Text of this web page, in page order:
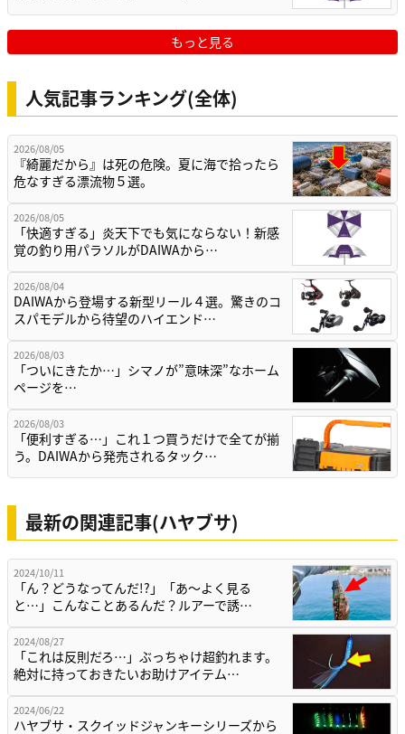
もっと見る
人気記事ランキング(全体)
2026/08/05
『綺麗だから』は死の危険。夏に海で拾ったら
危なすぎる漂流物５選。
2026/08/05
「快適すぎる」炎天下でも気にならない！新感
覚の釣り用パラソルがDAIWAから…
2026/08/04
DAIWAから登場する新型リール４選。驚きのコ
スパモデルから待望のハイエンド…
2026/08/03
「ついにきたか…」シマノが”意味深”なホーム
ページを…
2026/08/03
「便利すぎる…」これ１つ買うだけで全てが揃
う。DAIWAから発売されるタック…
最新の関連記事(ハヤブサ)
2024/10/11
「ん？どうなってんだ!?」「あ〜よく見る
と…」こんなことあるんだ？ルアーで誘…
2024/08/27
「これは反則だろ…」ぶっちゃけ超釣れます。
絶対に持っておきたいお助けアイテム…
2024/06/22
ハヤブサ・スクイッドジャンキーシリーズから